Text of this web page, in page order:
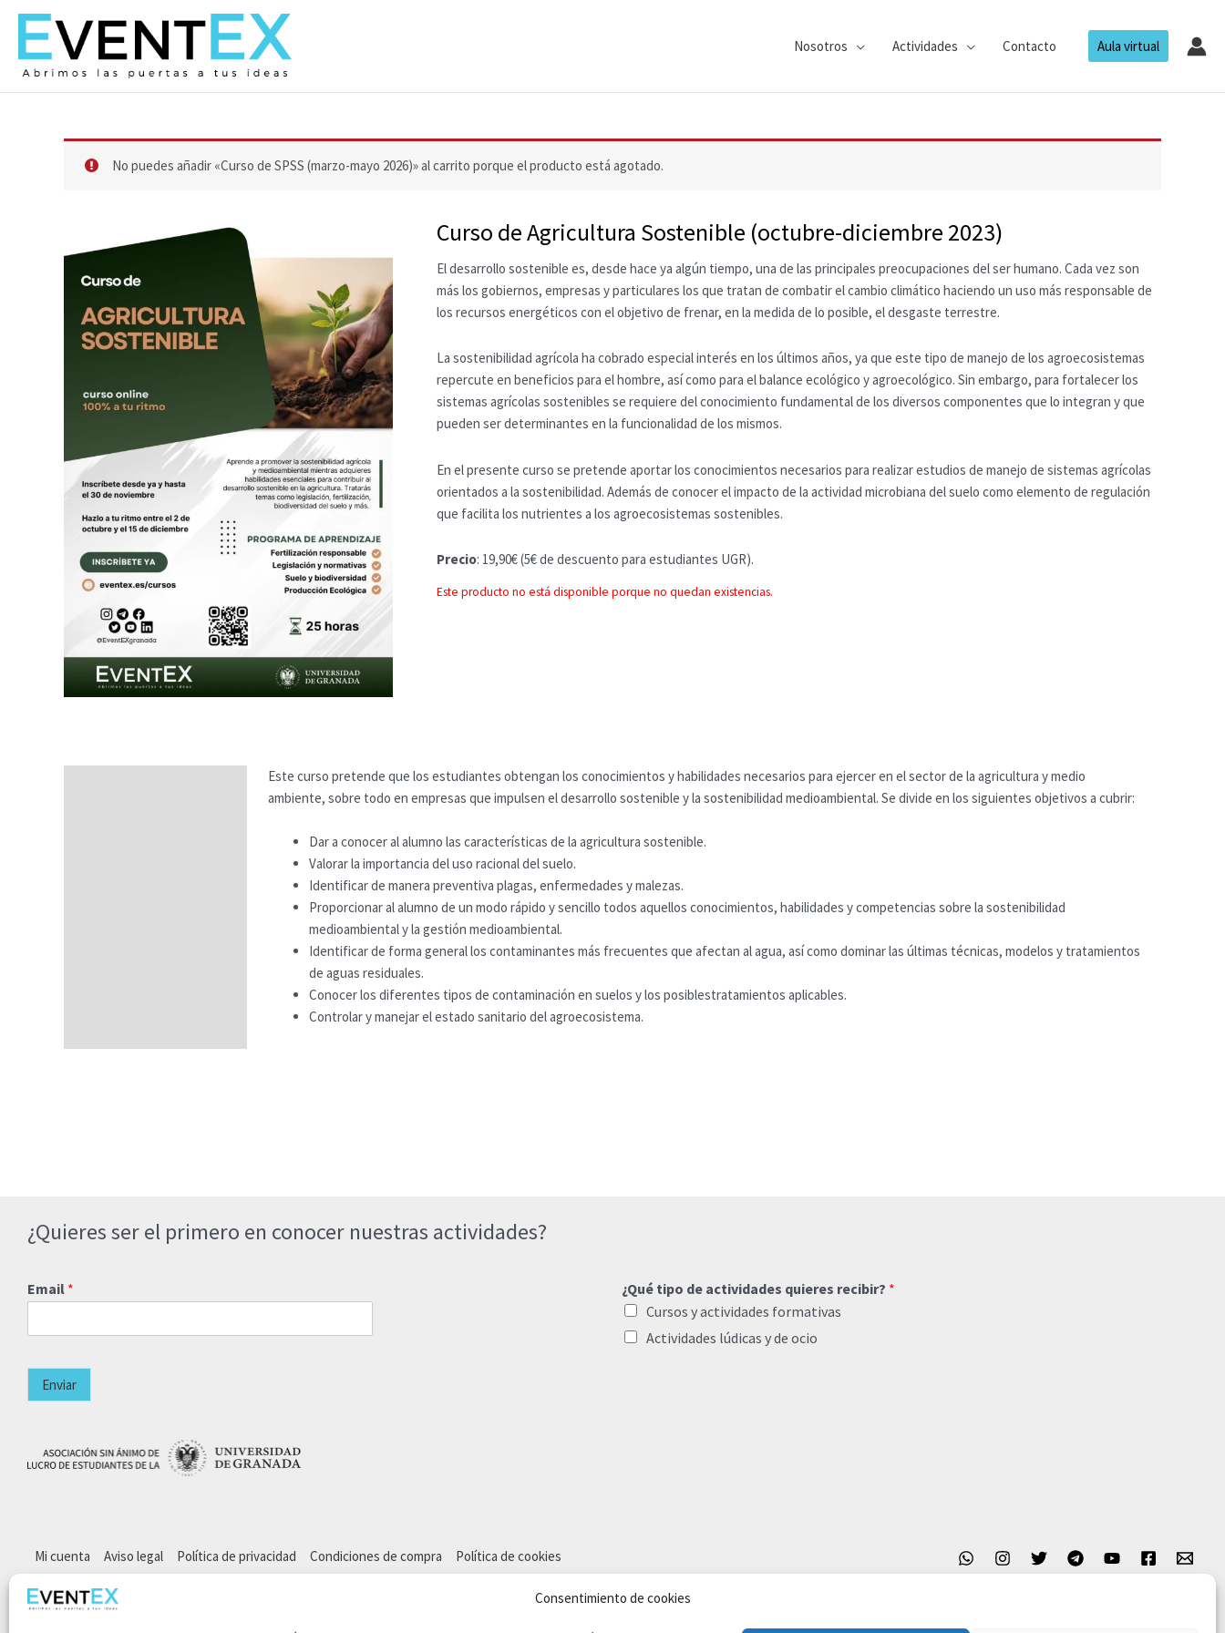
Consentimiento de cookies
contenido
Nosotros Actividades Contacto Aula virtual
No puedes añadir «Curso de SPSS (marzo-mayo 2026)» al carrito porque el producto está agotado.
Curso de Agricultura Sostenible (octubre-diciembre 2023)
El desarrollo sostenible es, desde hace ya algún tiempo, una de las principales preocupaciones del ser humano. Cada vez son
más los gobiernos, empresas y particulares los que tratan de combatir el cambio climático haciendo un uso más responsable de
los recursos energéticos con el objetivo de frenar, en la medida de lo posible, el desgaste terrestre.
La sostenibilidad agrícola ha cobrado especial interés en los últimos años, ya que este tipo de manejo de los agroecosistemas
repercute en beneficios para el hombre, así como para el balance ecológico y agroecológico. Sin embargo, para fortalecer los
sistemas agrícolas sostenibles se requiere del conocimiento fundamental de los diversos componentes que lo integran y que
pueden ser determinantes en la funcionalidad de los mismos.
En el presente curso se pretende aportar los conocimientos necesarios para realizar estudios de manejo de sistemas agrícolas
orientados a la sostenibilidad. Además de conocer el impacto de la actividad microbiana del suelo como elemento de regulación
que facilita los nutrientes a los agroecosistemas sostenibles.
Precio: 19,90€ (5€ de descuento para estudiantes UGR).
Este producto no está disponible porque no quedan existencias.
Este curso pretende que los estudiantes obtengan los conocimientos y habilidades necesarios para ejercer en el sector de la agricultura y medio
ambiente, sobre todo en empresas que impulsen el desarrollo sostenible y la sostenibilidad medioambiental. Se divide en los siguientes objetivos a cubrir:
Dar a conocer al alumno las características de la agricultura sostenible.
Valorar la importancia del uso racional del suelo.
Identificar de manera preventiva plagas, enfermedades y malezas.
Proporcionar al alumno de un modo rápido y sencillo todos aquellos conocimientos, habilidades y competencias sobre la sostenibilidad
medioambiental y la gestión medioambiental.
Identificar de forma general los contaminantes más frecuentes que afectan al agua, así como dominar las últimas técnicas, modelos y tratamientos
de aguas residuales.
Conocer los diferentes tipos de contaminación en suelos y los posiblestratamientos aplicables.
Controlar y manejar el estado sanitario del agroecosistema.
¿Quieres ser el primero en conocer nuestras actividades?
Email * ¿Qué tipo de actividades quieres recibir? *
Cursos y actividades formativas
Actividades lúdicas y de ocio
Enviar
Mi cuenta Aviso legal Política de privacidad Condiciones de compra Política de cookies